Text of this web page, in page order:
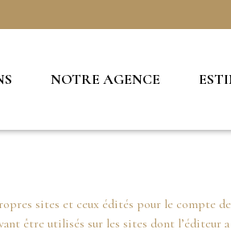
NOTRE AGENCE
sites et ceux édités pour le compte
être utilisés sur les sites dont l’éditeur